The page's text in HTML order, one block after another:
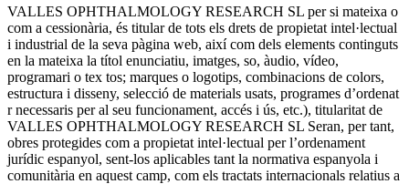
VALLES OPHTHALMOLOGY RESEARCH SL per si mateixa o
com a cessionària, és titular de tots els drets de propietat intel·lectual
i industrial de la seva pàgina web, així com dels elements continguts
en la mateixa la títol enunciatiu, imatges, so, àudio, vídeo,
programari o tex tos; marques o logotips, combinacions de colors,
estructura i disseny, selecció de materials usats, programes d’ordenat
r necessaris per al seu funcionament, accés i ús, etc.), titularitat de
VALLES OPHTHALMOLOGY RESEARCH SL Seran, per tant,
obres protegides com a propietat intel·lectual per l’ordenament
jurídic espanyol, sent-los aplicables tant la normativa espanyola i
comunitària en aquest camp, com els tractats internacionals relatius a